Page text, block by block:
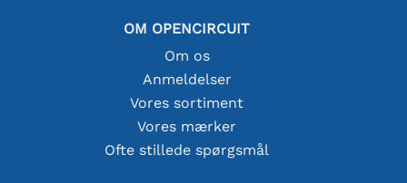
OM OPENCIRCUIT
Om os
Anmeldelser
Vores sortiment
Vores mærker
Ofte stillede spørgsmål